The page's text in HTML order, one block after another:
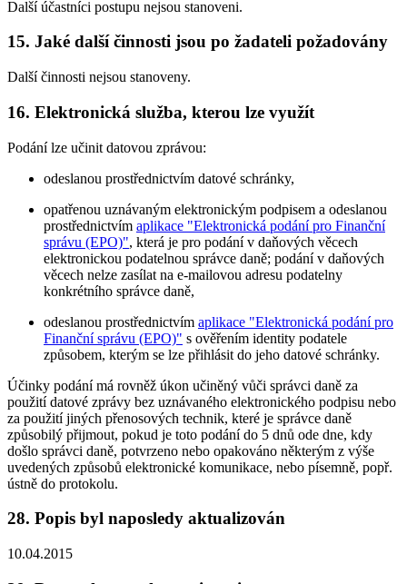
Další účastníci postupu nejsou stanoveni.
15. Jaké další činnosti jsou po žadateli požadovány
Další činnosti nejsou stanoveny.
16. Elektronická služba, kterou lze využít
Podání lze učinit datovou zprávou:
odeslanou prostřednictvím datové schránky,
opatřenou uznávaným elektronickým podpisem a odeslanou
prostřednictvím aplikace "Elektronická podání pro Finanční
správu (EPO)", která je pro podání v daňových věcech
elektronickou podatelnou správce daně; podání v daňových
věcech nelze zasílat na e-mailovou adresu podatelny
konkrétního správce daně,
odeslanou prostřednictvím aplikace "Elektronická podání pro
Finanční správu (EPO)" s ověřením identity podatele
způsobem, kterým se lze přihlásit do jeho datové schránky.
Účinky podání má rovněž úkon učiněný vůči správci daně za
použití datové zprávy bez uznávaného elektronického podpisu nebo
za použití jiných přenosových technik, které je správce daně
způsobilý přijmout, pokud je toto podání do 5 dnů ode dne, kdy
došlo správci daně, potvrzeno nebo opakováno některým z výše
uvedených způsobů elektronické komunikace, nebo písemně, popř.
ústně do protokolu.
28. Popis byl naposledy aktualizován
10.04.2015